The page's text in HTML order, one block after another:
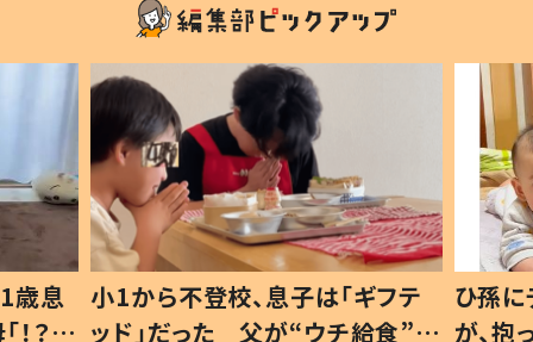
歳息
？」
小1から不登校、息子は「ギフテ
ッド」だった 父が“ウチ給食”を
ひ孫
が、